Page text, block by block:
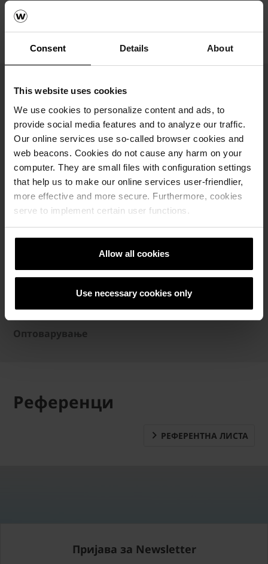
Consent Details About
This website uses cookies
We use cookies to personalize content and ads, to
provide social media features and to analyze our traffic.
Our online services use so-called browser cookies and
web beacons. Cookies do not cause any harm on your
computer. They are small files with configuration settings
that help us to make our online services user-friendlier,
more effective and more secure. Furthermore, cookies
serve to implement certain user functions.
Allow all cookies
Use necessary cookies only
Технички карактеристики
Код на производот
15719747
Димензии (ДxШxВ)
Висина
Комбиниран формат
Палети
45 бр.
Оптоварување
Референци
РЕФЕРЕНТНА ЛИСТА
Пријава за Newsletter